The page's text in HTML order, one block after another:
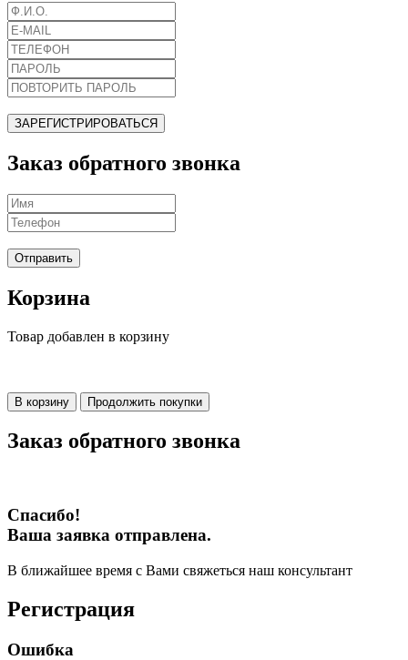
ЗАРЕГИСТРИРОВАТЬСЯ
Заказ обратного звонка
Отправить
Корзина
Товар добавлен в корзину
В корзину Продолжить покупки
Заказ обратного звонка
Спасибо!
Ваша заявка отправлена.
В ближайшее время с Вами свяжеться наш консультант
Регистрация
Ошибка